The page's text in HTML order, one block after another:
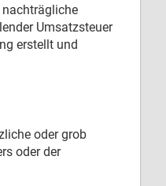
nachträgliche
Umsatzsteuer
erstellt und
oder grob
oder der